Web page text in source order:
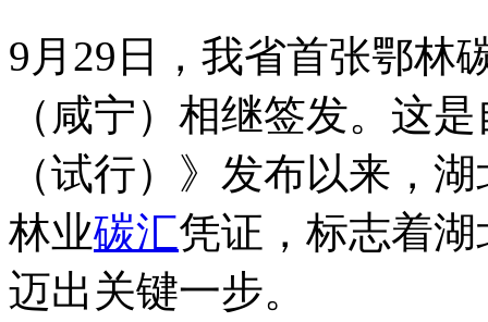
9月29日，我省首张鄂林
（咸宁）相继签发。这
（试行）》发布以来，
林业碳汇凭证，标志着
迈出关键一步。